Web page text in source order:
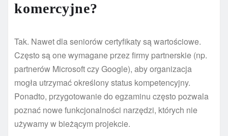
komercyjne?
Tak. Nawet dla seniorów certyfikaty są wartościowe.
Często są one wymagane przez firmy partnerskie (np.
partnerów Microsoft czy Google), aby organizacja
mogła utrzymać określony status kompetencyjny.
Ponadto, przygotowanie do egzaminu często pozwala
poznać nowe funkcjonalności narzędzi, których nie
używamy w bieżącym projekcie.